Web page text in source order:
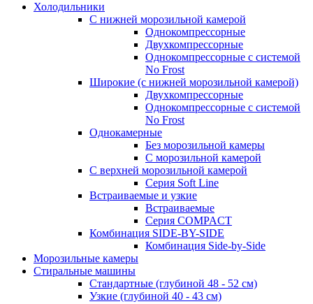
Холодильники
С нижней морозильной камерой
Однокомпрессорные
Двухкомпрессорные
Однокомпрессорные с системой
No Frost
Широкие (с нижней морозильной камерой)
Двухкомпрессорные
Однокомпрессорные с системой
No Frost
Однокамерные
Без морозильной камеры
С морозильной камерой
С верхней морозильной камерой
Серия Soft Line
Встраиваемые и узкие
Встраиваемые
Серия СOMPACT
Комбинация SIDE-BY-SIDE
Комбинация Side-by-Side
Морозильные камеры
Стиральные машины
Стандартные (глубиной 48 - 52 см)
Узкие (глубиной 40 - 43 см)